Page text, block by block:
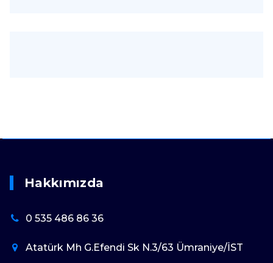
Hakkımızda
0 535 486 86 36
Atatürk Mh G.Efendi Sk N.3/63 Ümraniye/İST